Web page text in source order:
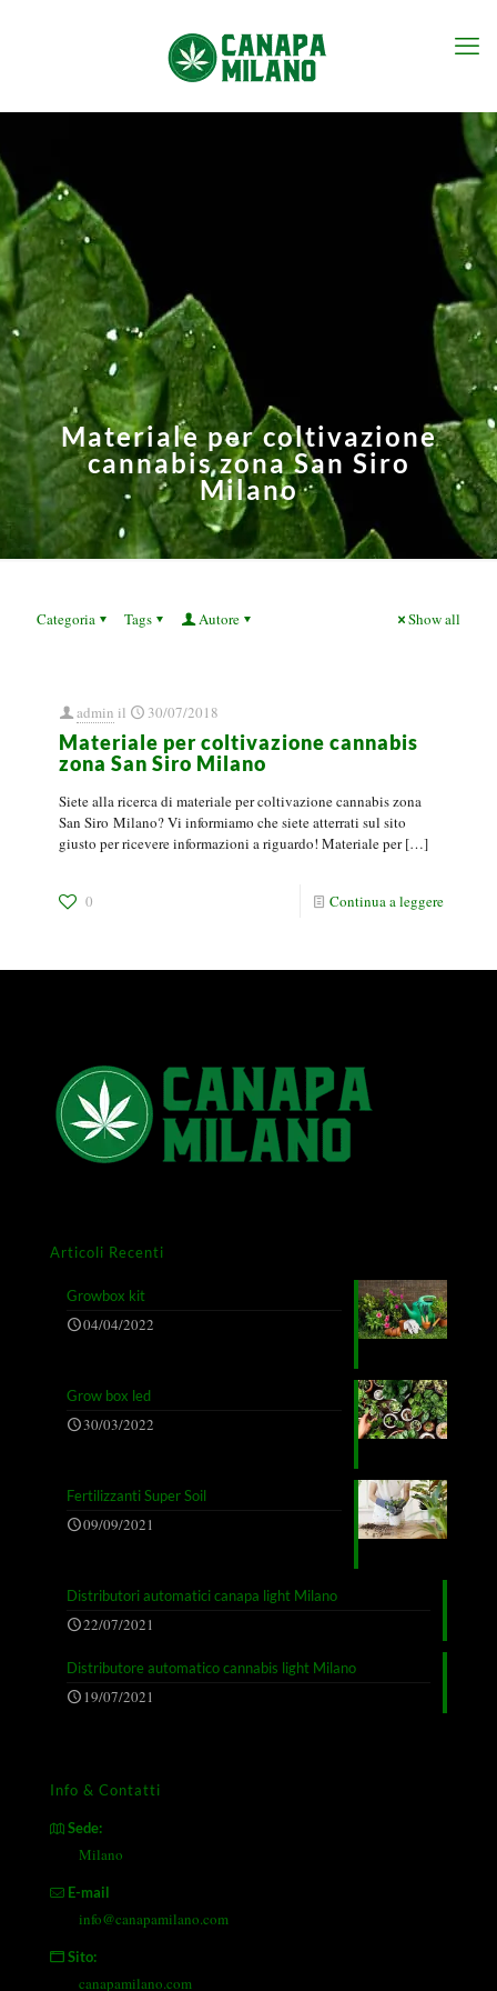
Materiale per coltivazione
cannabis zona San Siro
Milano
Categoria Tags Autore Show all
admin il 30/07/2018
Materiale per coltivazione cannabis
zona San Siro Milano
Siete alla ricerca di materiale per coltivazione cannabis zona
San Siro Milano? Vi informiamo che siete atterrati sul sito
giusto per ricevere informazioni a riguardo! Materiale per[…]
0 Continua a leggere
Articoli Recenti
Growbox kit
04/04/2022
Grow box led
30/03/2022
Fertilizzanti Super Soil
09/09/2021
Distributori automatici canapa light Milano
22/07/2021
Distributore automatico cannabis light Milano
19/07/2021
Info & Contatti
Sede:
Milano
E-mail
info@canapamilano.com
Sito:
canapamilano.com